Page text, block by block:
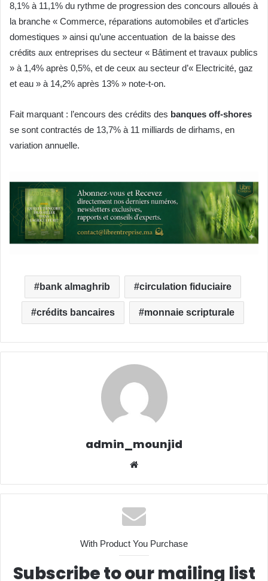
8,1% à 11,1% du rythme de progression des concours alloués à
la branche « Commerce, réparations automobiles et d’articles
domestiques » ainsi qu’une accentuation de la baisse des
crédits aux entreprises du secteur « Bâtiment et travaux publics
» à 1,4% après 0,5%, et de ceux au secteur d’« Electricité, gaz
et eau » à 14,2% après 13% » note-t-on.
Fait marquant : l’encours des crédits des banques off-shores
se sont contractés de 13,7% à 11 milliards de dirhams, en
variation annuelle.
bank almaghrib circulation fiduciaire
crédits bancaires monnaie scripturale
admin_mounjid
e
With Product You Purchase
Subscribe to our mailing list